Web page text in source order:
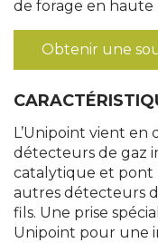
de forage en haute
Obtenir une
L’Unipoint vient en
détecteurs de gaz
catalytique et pont
autres détecteurs
fils. Une prise
Unipoint pour une